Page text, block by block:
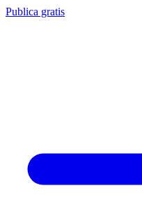
Publica gratis